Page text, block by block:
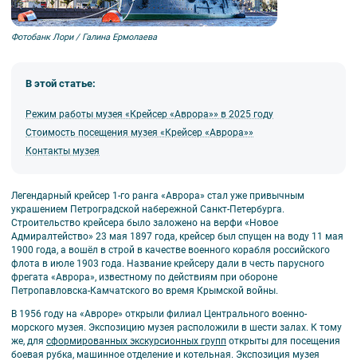
Фотобанк Лори / Галина Ермолаева
В этой статье:
Режим работы музея «Крейсер «Аврора»» в 2025 году
Стоимость посещения музея «Крейсер «Аврора»»
Контакты музея
Легендарный крейсер 1-го ранга «Аврора» стал уже привычным
украшением Петроградской набережной Санкт-Петербурга.
Строительство крейсера было заложено на верфи «Новое
Адмиралтейство» 23 мая 1897 года, крейсер был спущен на воду 11 мая
1900 года, а вошёл в строй в качестве военного корабля российского
флота в июле 1903 года. Название крейсеру дали в честь парусного
фрегата «Аврора», известному по действиям при обороне
Петропавловска-Камчатского во время Крымской войны.
В 1956 году на «Авроре» открыли филиал Центрального военно-
морского музея. Экспозицию музея расположили в шести залах. К тому
же, для сформированных экскурсионных групп открыты для посещения
боевая рубка, машинное отделение и котельная. Экспозиция музея